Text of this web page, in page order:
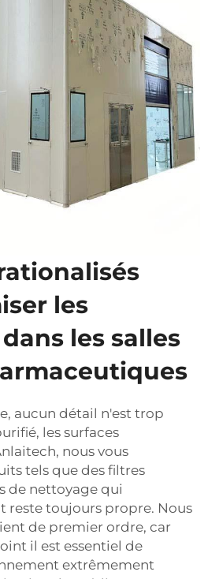
les
les salles
aucun détail n'est trop
les surfaces
nous vous
tels que des filtres
de nettoyage qui
reste toujours propre. Nous
de premier ordre, car
il est essentiel de
extrêmement